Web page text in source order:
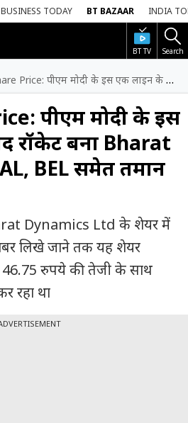
BUSINESS TODAY BT BAZAAR INDIA
BT TV Search
मोदी के इस एक लाइन के बाद रॉकेट बना Bharat Dynamics, HAL, BEL समेत तमान डिफेंस स्टॉक्स
पीएम मोदी के इस
रॉकेट बना Bharat
BEL समेत तमान
Dynamics Ltd के शेयर में
लिखे जाने तक यह शेयर
रुपये की तेजी के साथ
रहा था